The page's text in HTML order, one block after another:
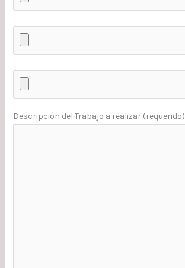
Descripción del Trabajo a realizar (requerido)